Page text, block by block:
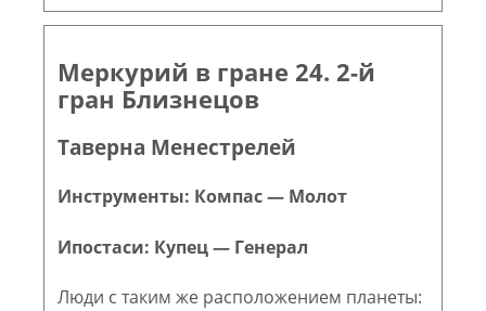
Меркурий в гране 24. 2-й
гран Близнецов
Таверна Менестрелей
Инструменты: Компас — Молот
Ипостаси: Купец — Генерал
Люди с таким же расположением планеты: